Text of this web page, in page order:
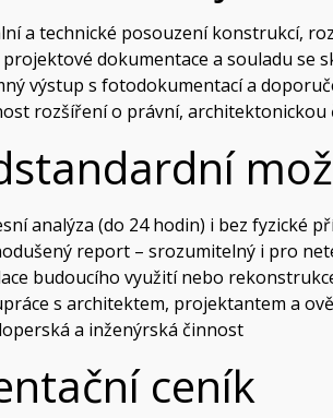
a technické posouzení konstrukcí,
dokumentace a souladu se
výstup s fotodokumentací a
rozšíření o právní, architektonickou
analýza (do 24 hodin) i bez fyzické
report – srozumitelný i pro
budoucího využití nebo
s architektem, projektantem a
a inženýrská činnost
ceník